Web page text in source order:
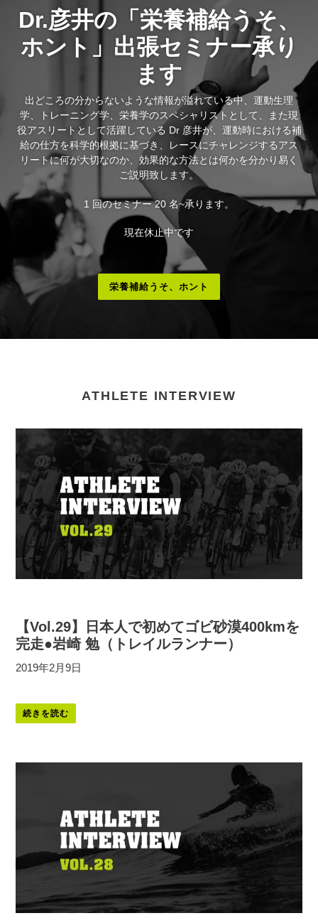
Dr.彦井の「栄養補給うそ、
ホント」出張セミナー承り
ます
出どころの分からないような情報が溢れている中、運動生理
学、トレーニング学、栄養学のスペシャリストとして、また現
役アスリートとして活躍している Dr 彦井が、運動時における補
給の仕方を科学的根拠に基づき、レースにチャレンジするアス
リートに何が大切なのか、効果的な方法とは何かを分かり易く
ご説明致します。
1 回のセミナー 20 名~承ります。
現在休止中です
栄養補給うそ、ホント
ATHLETE INTERVIEW
【Vol.29】日本人で初めてゴビ砂漠400kmを
完走●岩崎 勉（トレイルランナー）
2019年2月9日
続きを読む